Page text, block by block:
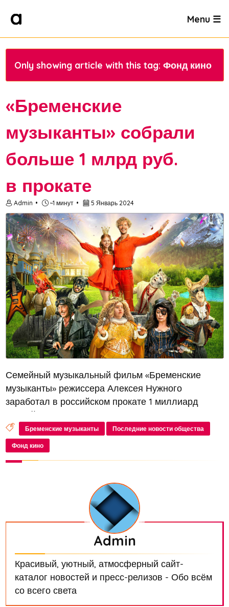
Menu ☰
Only showing article with this tag: Фонд кино
«Бременские
музыканты» собрали
больше 1 млрд руб.
в прокате
Admin ~1 минут 5 Январь 2024
Семейный музыкальный фильм «Бременские
музыканты» режиссера Алексея Нужного
заработал в российском прокате 1 миллиард
рублей всего за четыре дня. Это подтверждают
данные Единой федеральной
автоматизированной информационной системы
сведений о показах...
Бременские музыканты Последние новости общества
Фонд кино
Admin
Красивый, уютный, атмосферный сайт-
каталог новостей и пресс-релизов - Обо всём
со всего света